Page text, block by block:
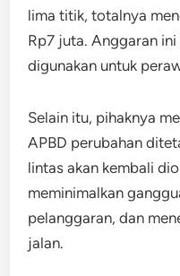
lima titik, totalnya
Rp7 juta. Anggaran
digunakan untuk
Selain itu, pihaknya
APBD perubahan
lintas akan kembali
meminimalkan
pelanggaran, dan
jalan.